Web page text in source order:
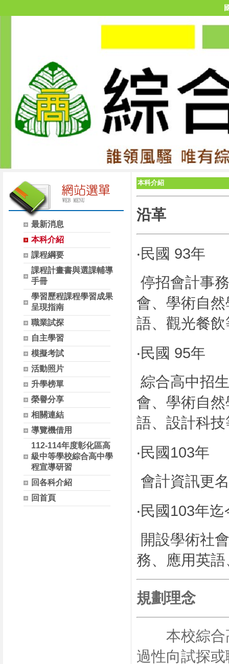
最新消息
本科介紹
課程綱要
課程計畫書與選課輔導
手冊
學習歷程課程學習成果
呈現指南
職業試探
自主學習
模擬考試
活動照片
升學榜單
榮譽分享
相關連結
導覽機借用
112-114年度彰化區高
級中等學校綜合高中學
程宣導研習
回各科介紹
回首頁
本科介紹
沿革
‧民國 93年
停招會計事
會、學術自
語、觀光餐
‧民國 95年
綜合高中招
會、學術自
語、設計科
‧民國103
會計資訊更
‧民國103年
開設學術社
務、應用英
規劃理念
本校綜合高
過性向試探